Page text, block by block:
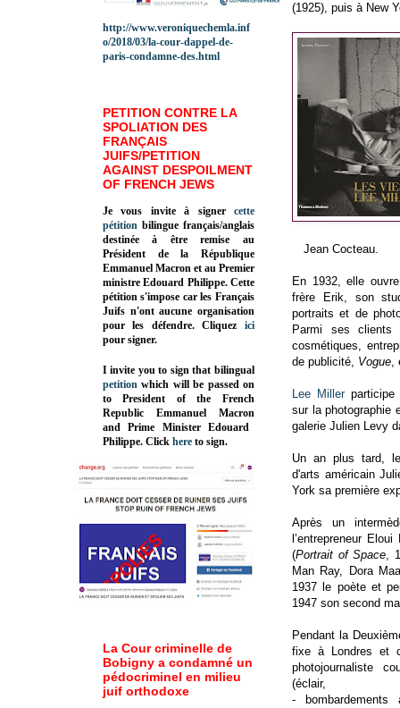
(1925), puis à New
Jean Cocteau.
En 1932, elle
frère Erik, son
portraits et de
Parmi ses
cosmétiques,
de publicité, Vogue,
Lee Millerparticipe
sur la photographie
galerie Julien Levy
Un an plus tard,
d'arts américain
York sa première
Après un
l’entrepreneur
(Portrait of Space,
Man Ray, Dora
1937 le poète et
1947 son second
Pendant la
fixe à Londres et
photojournaliste
(éclair,
- bombardements
http://www.veroniquechemla.inf
o/2018/03/la-cour-dappel-de-
paris-condamne-des.html
PETITION CONTRE LA
SPOLIATION DES
FRANÇAIS
JUIFS/PETITION
AGAINST DESPOILMENT
OF FRENCH JEWS
Je vous invite à signer cette
pétition bilingue français/anglais
destinée à être remise au
Président de la République
Emmanuel Macron et au Premier
ministre Edouard Philippe. Cette
pétition s'impose car les Français
Juifs n'ont aucune organisation
pour les défendre. Cliquez
ici
pour signer.
I invite you to sign that bilingual
petition which will be passed on
to President of the French
Republic Emmanuel Macron
and Prime MinisterEdouard
Philippe. Click here to sign.
La Cour criminelle de
Bobigny a condamné un
pédocriminel en milieu
juif orthodoxe